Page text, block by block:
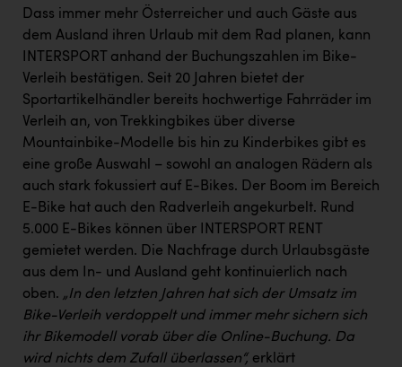
Dass immer mehr Österreicher und auch Gäste aus
dem Ausland ihren Urlaub mit dem Rad planen, kann
INTERSPORT anhand der Buchungszahlen im Bike-
Verleih bestätigen. Seit 20 Jahren bietet der
Sportartikelhändler bereits hochwertige Fahrräder im
Verleih an, von Trekkingbikes über diverse
Mountainbike-Modelle bis hin zu Kinderbikes gibt es
eine große Auswahl – sowohl an analogen Rädern als
auch stark fokussiert auf E-Bikes. Der Boom im Bereich
E-Bike hat auch den Radverleih angekurbelt. Rund
5.000 E-Bikes können über INTERSPORT RENT
gemietet werden. Die Nachfrage durch Urlaubsgäste
aus dem In- und Ausland geht kontinuierlich nach
oben. „In den letzten Jahren hat sich der Umsatz im
Bike-Verleih verdoppelt und immer mehr sichern sich
ihr Bikemodell vorab über die Online-Buchung. Da
wird nichts dem Zufall überlassen“, erklärt